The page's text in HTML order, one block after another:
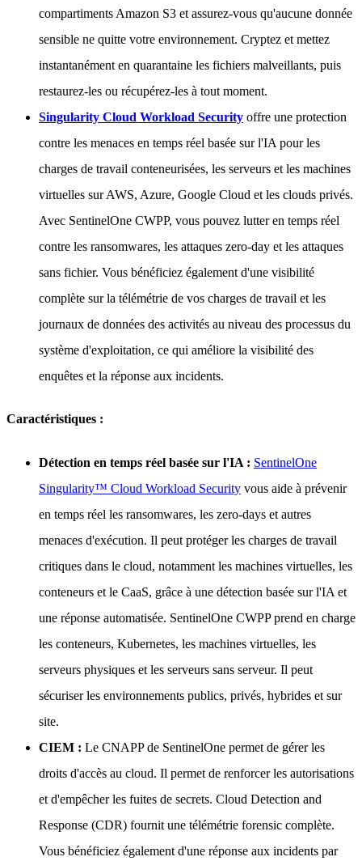
compartiments Amazon S3 et assurez-vous qu'aucune donnée
sensible ne quitte votre environnement. Cryptez et mettez
instantanément en quarantaine les fichiers malveillants, puis
restaurez-les ou récupérez-les à tout moment.
Singularity Cloud Workload Security offre une protection
contre les menaces en temps réel basée sur l'IA pour les
charges de travail conteneurisées, les serveurs et les machines
virtuelles sur AWS, Azure, Google Cloud et les clouds privés.
Avec SentinelOne CWPP, vous pouvez lutter en temps réel
contre les ransomwares, les attaques zero-day et les attaques
sans fichier. Vous bénéficiez également d'une visibilité
complète sur la télémétrie de vos charges de travail et les
journaux de données des activités au niveau des processus du
système d'exploitation, ce qui améliore la visibilité des
enquêtes et la réponse aux incidents.
Caractéristiques :
Détection en temps réel basée sur l'IA : SentinelOne
Singularity™ Cloud Workload Security vous aide à prévenir
en temps réel les ransomwares, les zero-days et autres
menaces d'exécution. Il peut protéger les charges de travail
critiques dans le cloud, notamment les machines virtuelles, les
conteneurs et le CaaS, grâce à une détection basée sur l'IA et
une réponse automatisée. SentinelOne CWPP prend en charge
les conteneurs, Kubernetes, les machines virtuelles, les
serveurs physiques et les serveurs sans serveur. Il peut
sécuriser les environnements publics, privés, hybrides et sur
site.
CIEM : Le CNAPP de SentinelOne permet de gérer les
droits d'accès au cloud. Il permet de renforcer les autorisations
et d'empêcher les fuites de secrets. Cloud Detection and
Response (CDR) fournit une télémétrie forensic complète.
Vous bénéficiez également d'une réponse aux incidents par